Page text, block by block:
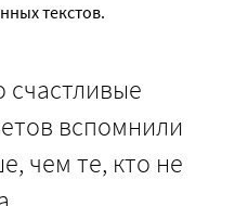
текстов.
счастливые
вспомнили
чем те, кто не